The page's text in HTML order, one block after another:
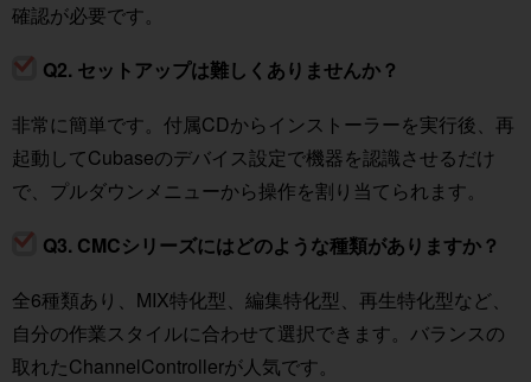
確認が必要です。
Q2. セットアップは難しくありませんか？
非常に簡単です。付属CDからインストーラーを実行後、再
起動してCubaseのデバイス設定で機器を認識させるだけ
で、プルダウンメニューから操作を割り当てられます。
Q3. CMCシリーズにはどのような種類がありますか？
全6種類あり、MIX特化型、編集特化型、再生特化型など、
自分の作業スタイルに合わせて選択できます。バランスの
取れたChannelControllerが人気です。